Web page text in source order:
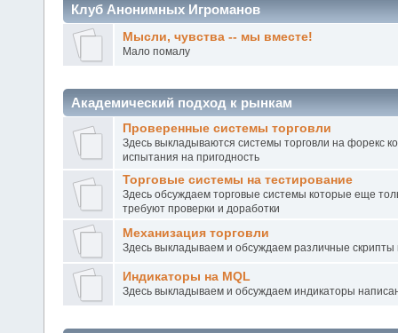
Клуб Анонимных Игроманов
Мысли, чувства -- мы вместе!
Мало помалу
Академический подход к рынкам
Проверенные системы торговли
Здесь выкладываются системы торговли на форекс
испытания на пригодность
Торговые системы на тестирование
Здесь обсуждаем торговые системы которые еще
требуют проверки и доработки
Механизация торговли
Здесь выкладываем и обсуждаем различные скрипты
Индикаторы на MQL
Здесь выкладываем и обсуждаем индикаторы